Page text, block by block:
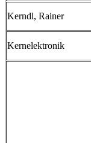
Kerndl, Rainer
Kernelektronik